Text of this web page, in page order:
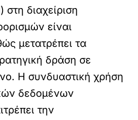
διαχείριση
είναι
μετατρέπει τα
δράση σε
Η συνδυαστική χρήση
δεδομένων
την